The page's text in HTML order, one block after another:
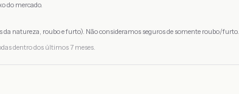
do mercado.
da natureza, roubo e furto). Não consideramos seguros de somente roubo/furto.
dentro dos últimos 7 meses.